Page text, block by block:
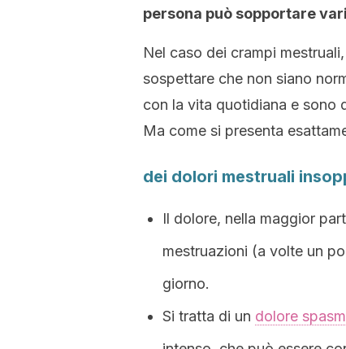
persona può sopportare
Nel caso dei crampi
sospettare che non siano
con la vita quotidiana e sono
Ma come si presenta
dei dolori mestruali
Il dolore, nella maggior
mestruazioni (a volte un
giorno.
Si tratta di un dolore